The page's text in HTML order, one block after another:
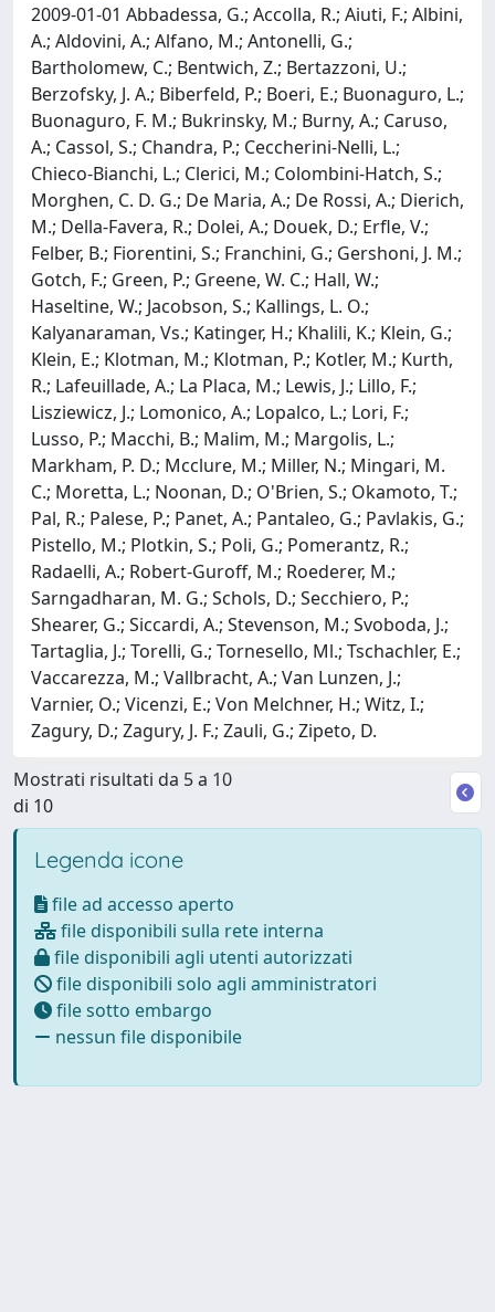
2009-01-01 Abbadessa, G.; Accolla, R.; Aiuti, F.; Albini,
A.; Aldovini, A.; Alfano, M.; Antonelli, G.;
Bartholomew, C.; Bentwich, Z.; Bertazzoni, U.;
Berzofsky, J. A.; Biberfeld, P.; Boeri, E.; Buonaguro, L.;
Buonaguro, F. M.; Bukrinsky, M.; Burny, A.; Caruso,
A.; Cassol, S.; Chandra, P.; Ceccherini-Nelli, L.;
Chieco-Bianchi, L.; Clerici, M.; Colombini-Hatch, S.;
Morghen, C. D. G.; De Maria, A.; De Rossi, A.; Dierich,
M.; Della-Favera, R.; Dolei, A.; Douek, D.; Erfle, V.;
Felber, B.; Fiorentini, S.; Franchini, G.; Gershoni, J. M.;
Gotch, F.; Green, P.; Greene, W. C.; Hall, W.;
Haseltine, W.; Jacobson, S.; Kallings, L. O.;
Kalyanaraman, Vs.; Katinger, H.; Khalili, K.; Klein, G.;
Klein, E.; Klotman, M.; Klotman, P.; Kotler, M.; Kurth,
R.; Lafeuillade, A.; La Placa, M.; Lewis, J.; Lillo, F.;
Lisziewicz, J.; Lomonico, A.; Lopalco, L.; Lori, F.;
Lusso, P.; Macchi, B.; Malim, M.; Margolis, L.;
Markham, P. D.; Mcclure, M.; Miller, N.; Mingari, M.
C.; Moretta, L.; Noonan, D.; O'Brien, S.; Okamoto, T.;
Pal, R.; Palese, P.; Panet, A.; Pantaleo, G.; Pavlakis, G.;
Pistello, M.; Plotkin, S.; Poli, G.; Pomerantz, R.;
Radaelli, A.; Robert-Guroff, M.; Roederer, M.;
Sarngadharan, M. G.; Schols, D.; Secchiero, P.;
Shearer, G.; Siccardi, A.; Stevenson, M.; Svoboda, J.;
Tartaglia, J.; Torelli, G.; Tornesello, Ml.; Tschachler, E.;
Vaccarezza, M.; Vallbracht, A.; Van Lunzen, J.;
Varnier, O.; Vicenzi, E.; Von Melchner, H.; Witz, I.;
Zagury, D.; Zagury, J. F.; Zauli, G.; Zipeto, D.
Mostrati risultati da 5 a 10
di 10
Legenda icone
file ad accesso aperto
file disponibili sulla rete interna
file disponibili agli utenti autorizzati
file disponibili solo agli amministratori
file sotto embargo
nessun file disponibile